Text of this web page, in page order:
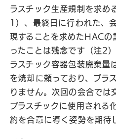
ラスチック生産規制を求め
1）、最終日に行われた、
現することを求めたHACの
ったことは残念です（注2
ラスチック容器包装廃棄量
を焼却に頼っており、プラ
りません。次回の会合では
プラスチックに使用される
約を合意に導く姿勢を期待